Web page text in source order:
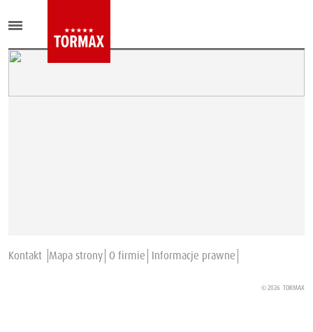
Kontakt Mapa strony O firmie Informacje prawne
© 2026 TORMAX